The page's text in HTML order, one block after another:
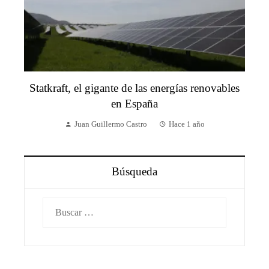
Statkraft, el gigante de las energías renovables
en España
Juan Guillermo Castro Hace 1 año
Búsqueda